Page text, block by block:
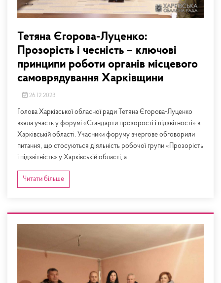
Тетяна Єгорова-Луценко:
Прозорість і чесність – ключові
принципи роботи органів місцевого
самоврядування Харківщини
26.12.2023
Голова Харківської обласної ради Тетяна Єгорова-Луценко
взяла участь у форумі «Стандарти прозорості і підзвітності» в
Харківській області. Учасники форуму вчергове обговорили
питання, що стосуються діяльність робочої групи «Прозорість
і підзвітність» у Харківській області, а...
Читати більше